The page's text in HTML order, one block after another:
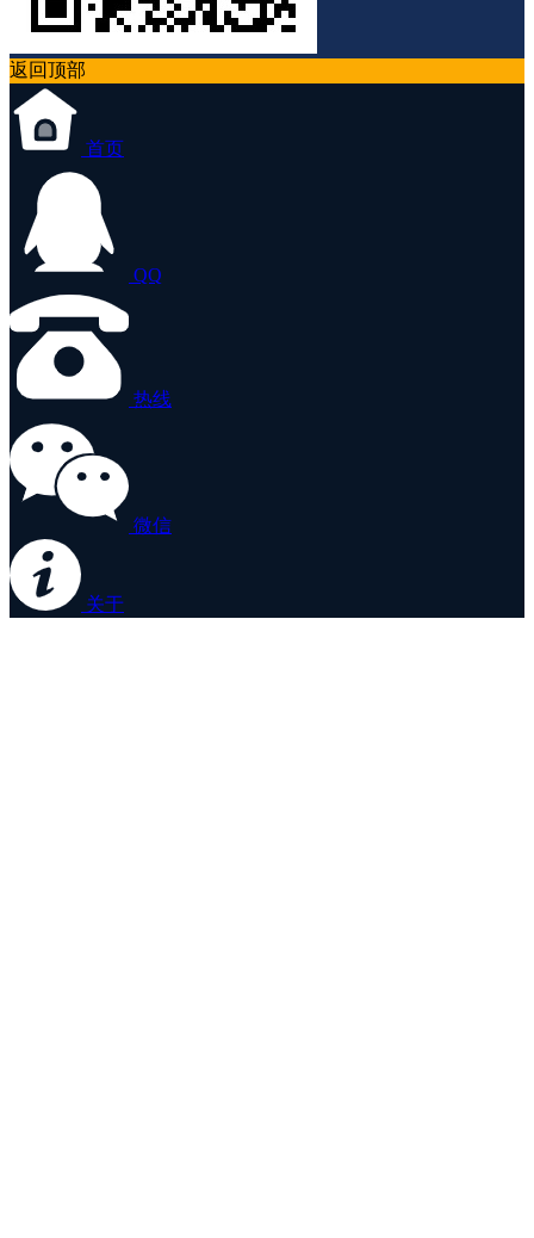
返回顶部
首页
QQ
热线
微信
关于